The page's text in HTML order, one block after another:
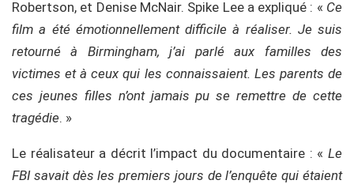
Robertson, et Denise McNair. Spike Lee a expliqué : « Ce
film a été émotionnellement difficile à réaliser. Je suis
retourné à Birmingham, j’ai parlé aux familles des
victimes et à ceux qui les connaissaient. Les parents de
ces jeunes filles n’ont jamais pu se remettre de cette
tragédie. »
Le réalisateur a décrit l’impact du documentaire : « Le
FBI savait dès les premiers jours de l’enquête qui étaient